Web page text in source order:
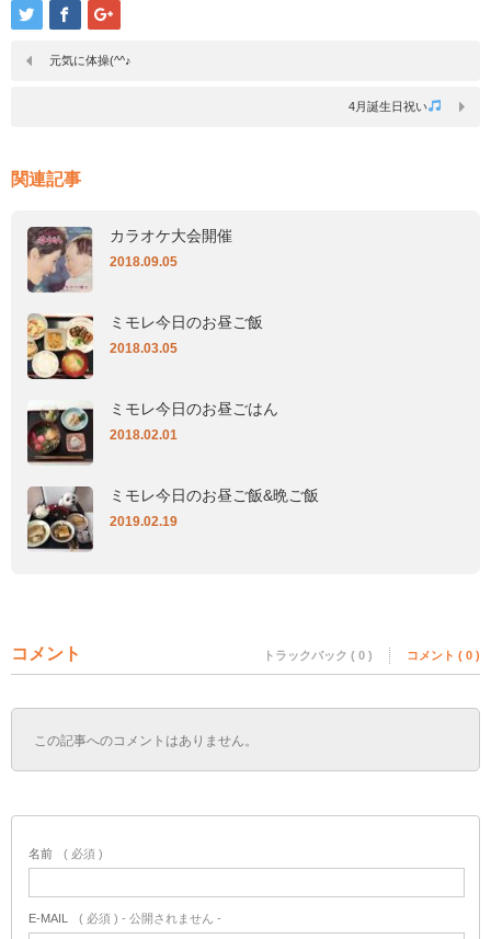
元気に体操(^^♪
4月誕生日祝い
関連記事
カラオケ大会開催
2018.09.05
ミモレ今日のお昼ご飯
2018.03.05
ミモレ今日のお昼ごはん
2018.02.01
ミモレ今日のお昼ご飯&晩ご飯
2019.02.19
コメント トラックバック ( 0 ) コメント ( 0 )
この記事へのコメントはありません。
名前 ( 必須 )
E-MAIL ( 必須 ) - 公開されません -